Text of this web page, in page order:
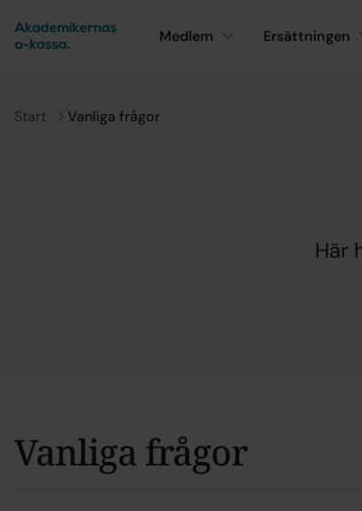
Medlem Ersättningen
Gå till
Start Vanliga frågor
Här
Vanliga frågor